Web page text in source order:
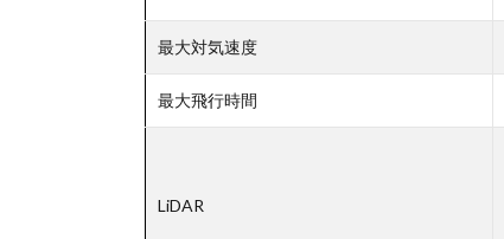
最大対気速度
最大飛行時間
LiDAR